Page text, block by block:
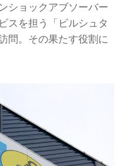
ショックアブソーバー
スを担う「ビルシュタ
問。その果たす役割に